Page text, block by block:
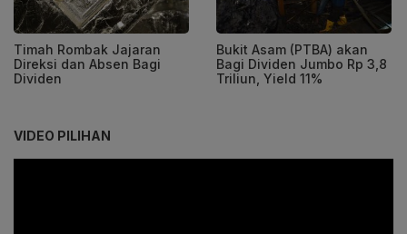
Timah Rombak Jajaran
Direksi dan Absen Bagi
Dividen
Bukit Asam (PTBA) akan
Bagi Dividen Jumbo Rp 3,8
Triliun, Yield 11%
VIDEO PILIHAN